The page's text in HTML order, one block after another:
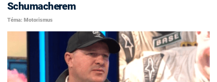
Schumacherem
Téma: Motorismus